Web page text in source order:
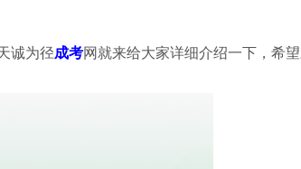
诚为径成考网就来给大家详细介绍一下，希